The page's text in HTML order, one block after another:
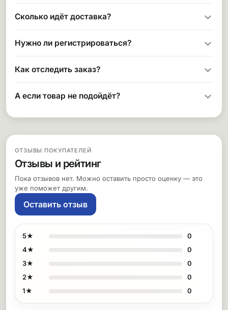
Сколько идёт доставка?
Нужно ли регистрироваться?
Как отследить заказ?
А если товар не подойдёт?
ОТЗЫВЫ ПОКУПАТЕЛЕЙ
Отзывы и рейтинг
Пока отзывов нет. Можно оставить просто оценку — это
уже поможет другим.
Оставить отзыв
5★
0
4★
0
3★
0
2★
0
1★
0